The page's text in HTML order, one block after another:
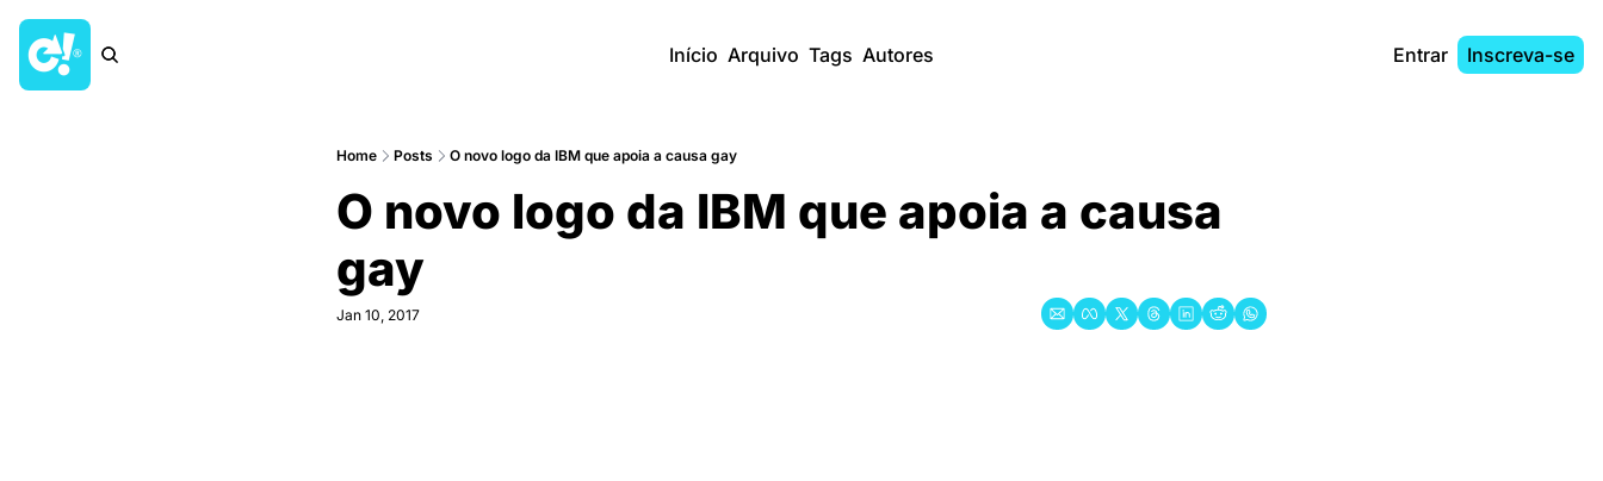
Início Arquivo Tags Autores Entrar Inscreva-se
Home Posts O novo logo da IBM que apoia a causa gay
O novo logo da IBM que apoia a causa
gay
Jan 10, 2017